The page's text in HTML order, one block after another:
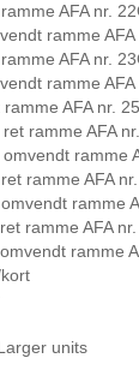
AFA nr.
ramme AFA
AFA nr.
ramme AFA
AFA nr.
ramme AFA
ramme
ramme AFA
ramme
ramme AFA
ramme
units